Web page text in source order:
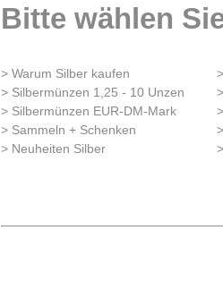
Bitte wählen
> Warum Silber kaufen
> Silbermünzen 1,25 - 10 Unzen
> Silbermünzen EUR-DM-Mark
> Sammeln + Schenken
> Neuheiten Silber